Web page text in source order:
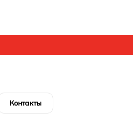
Контакты